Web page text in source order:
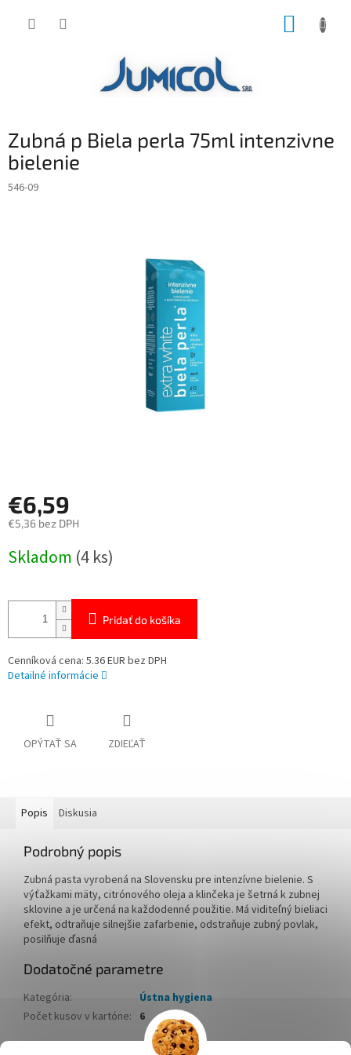
Zubná p Biela perla 75ml intenzivne
bielenie
546-09
€6,59
€5,36 bez DPH
cena:
Skladom (4 ks)
Pridať do košíka
Cenníková cena: 5.36 EUR bez DPH
Detailné informácie
OPÝTAŤ SA ZDIEĽAŤ
Popis Diskusia
Podrobný popis
Zubná pasta vyrobená na Slovensku pre intenzívne bielenie. S
výťažkami mäty, citrónového oleja a klinčeka je šetrná k zubnej
sklovine a je určená na každodenné použitie. Má viditeľný bieliaci
efekt, odtraňuje silnejšie zafarbenie, odstraňuje zubný povlak,
posilňuje ďasná
Dodatočné parametre
Kategória:
Ústna hygiena
Počet kusov v kartóne: 6